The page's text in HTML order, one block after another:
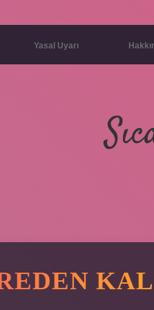
Yasal Uyarı